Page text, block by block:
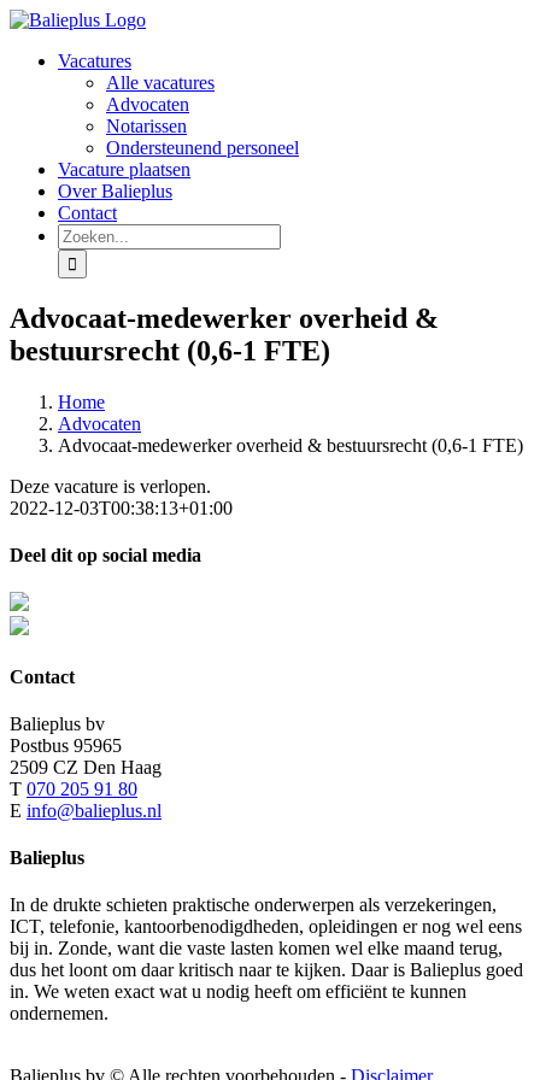
Ga
inhoudVacatures
Alle vacatures
Advocaten
Notarissen
Ondersteunend personeel
Vacature plaatsen
Over Balieplus
Contact
Zoeken
naar:
Advocaat-medewerker overheid &
bestuursrecht (0,6-1 FTE)
Home
Advocaten
Advocaat-medewerker overheid & bestuursrecht (0,6-1 FTE)
Deze vacature is verlopen.
2022-12-03T00:38:13+01:00
Deel dit op social media
Facebook
X
Reddit
LinkedIn
Tumblr
Pinterest
Vk
E-
mail
Contact
Balieplus bv
Postbus 95965
2509 CZ Den Haag
T 070 205 91 80
E info@balieplus.nl
Balieplus
In de drukte schieten praktische onderwerpen als verzekeringen,
ICT, telefonie, kantoorbenodigdheden, opleidingen er nog wel eens
bij in. Zonde, want die vaste lasten komen wel elke maand terug,
dus het loont om daar kritisch naar te kijken. Daar is Balieplus goed
in. We weten exact wat u nodig heeft om efficiënt te kunnen
ondernemen.